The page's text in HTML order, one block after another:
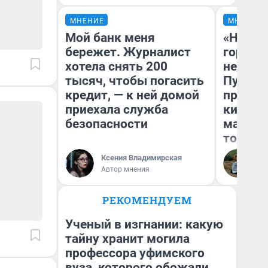
МНЕНИЕ
Мой банк меня
бережет. Журналист
хотела снять 200
тысяч, чтобы погасить
кредит, — к ней домой
приехала служба
безопасности
Ксения Владимирская
Автор мнения
МНЕНИЕ
«Нет
того
РЕКОМЕНДУЕМ
Ученый в изгнании: какую
тайну хранит могила
профессора уфимского